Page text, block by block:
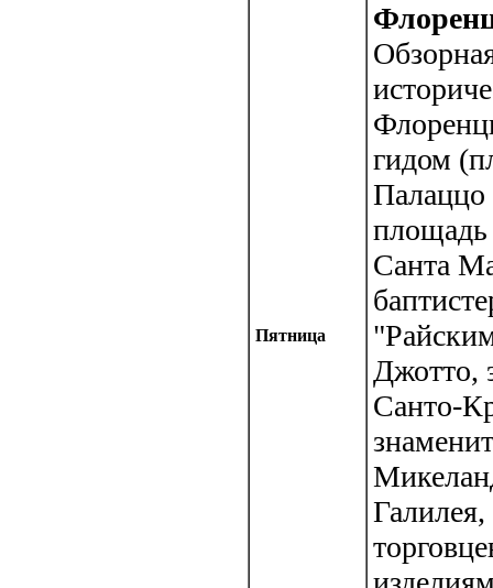
Пятница
гидом
Палаццо
Санта
Джотто,
Санто-